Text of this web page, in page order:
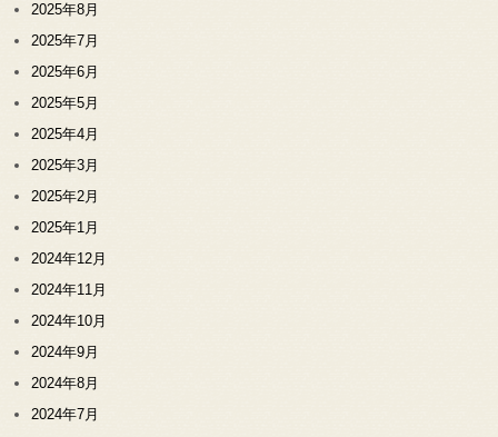
2025年8月
2025年7月
2025年6月
2025年5月
2025年4月
2025年3月
2025年2月
2025年1月
2024年12月
2024年11月
2024年10月
2024年9月
2024年8月
2024年7月